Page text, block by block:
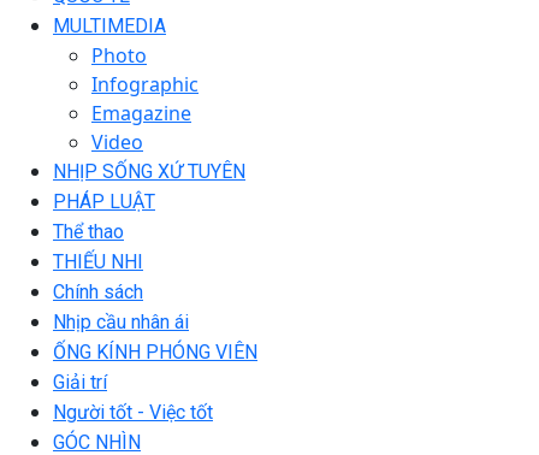
MULTIMEDIA
Photo
Infographic
Emagazine
Video
NHỊP SỐNG XỨ TUYÊN
PHÁP LUẬT
Thể thao
THIẾU NHI
Chính sách
Nhịp cầu nhân ái
ỐNG KÍNH PHÓNG VIÊN
Giải trí
Người tốt - Việc tốt
GÓC NHÌN